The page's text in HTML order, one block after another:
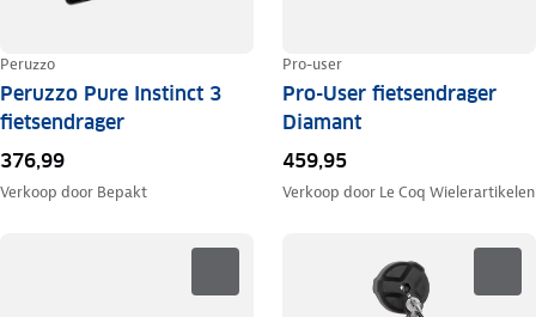
Peruzzo
Peruzzo Pure Instinct 3
fietsendrager
376,99
Verkoop door Bepakt
Pro-user
Pro-User fietsendrager
Diamant
459,95
Verkoop door Le Coq Wielerartikelen